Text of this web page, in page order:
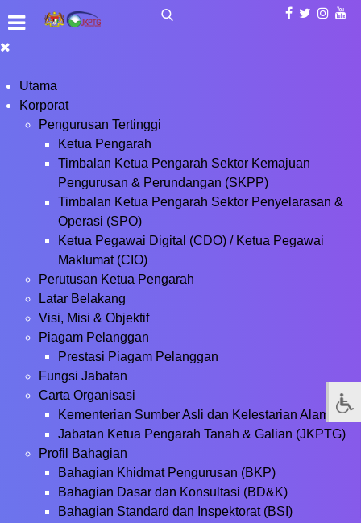
Utama
Korporat
Pengurusan Tertinggi
Ketua Pengarah
Timbalan Ketua Pengarah Sektor Kemajuan
Pengurusan & Perundangan (SKPP)
Timbalan Ketua Pengarah Sektor Penyelarasan &
Operasi (SPO)
Ketua Pegawai Digital (CDO) / Ketua Pegawai
Maklumat (CIO)
Perutusan Ketua Pengarah
Latar Belakang
Visi, Misi & Objektif
Piagam Pelanggan
Prestasi Piagam Pelanggan
Fungsi Jabatan
Carta Organisasi
Kementerian Sumber Asli dan Kelestarian Alam
Jabatan Ketua Pengarah Tanah & Galian (JKPTG)
Profil Bahagian
Bahagian Khidmat Pengurusan (BKP)
Bahagian Dasar dan Konsultasi (BD&K)
Bahagian Standard dan Inspektorat (BSI)